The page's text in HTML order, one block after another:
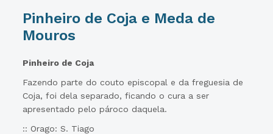
Pinheiro de Coja e Meda de
Mouros
Pinheiro de Coja
Fazendo parte do couto episcopal e da freguesia de
Coja, foi dela separado, ficando o cura a ser
apresentado pelo pároco daquela.
:: Orago: S. Tiago